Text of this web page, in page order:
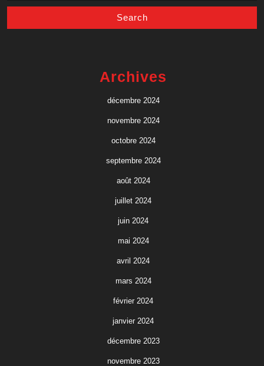
Archives
décembre 2024
novembre 2024
octobre 2024
septembre 2024
août 2024
juillet 2024
juin 2024
mai 2024
avril 2024
mars 2024
février 2024
janvier 2024
décembre 2023
novembre 2023